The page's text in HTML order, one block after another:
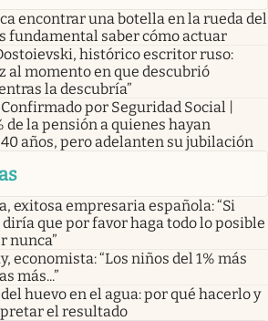
encontrar una botella en la rueda del
fundamental saber cómo actuar
histórico escritor ruso:
al momento en que descubrió
la descubría”
Confirmado por Seguridad Social |
de la pensión a quienes hayan
años, pero adelanten su jubilación
exitosa empresaria española: “Si
que por favor haga todo lo posible
nunca”
economista: “Los niños del 1% más
más...”
huevo en el agua: por qué hacerlo y
el resultado